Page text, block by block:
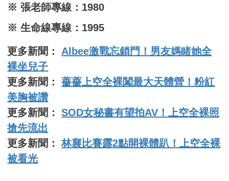
※ 張老師專線：1980
※ 生命線專線：1995
更多新聞：Albee激戰忘鎖門！男友媽睹她全
裸坐兒子
更多新聞：薔薔上空全裸闖最大天體營！粉紅
美胸被讚
更多新聞：SOD女秘書有望拍AV！上空全裸照
搶先流出
更多新聞：林襄比賽露2點開裸體趴！上空全裸
被看光